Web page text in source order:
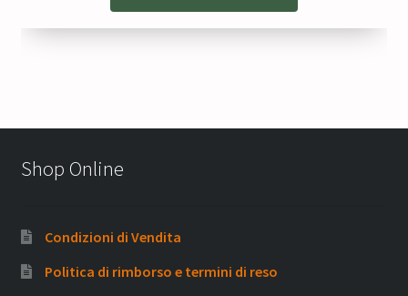
Shop Online
Condizioni di Vendita
Politica di rimborso e termini di reso